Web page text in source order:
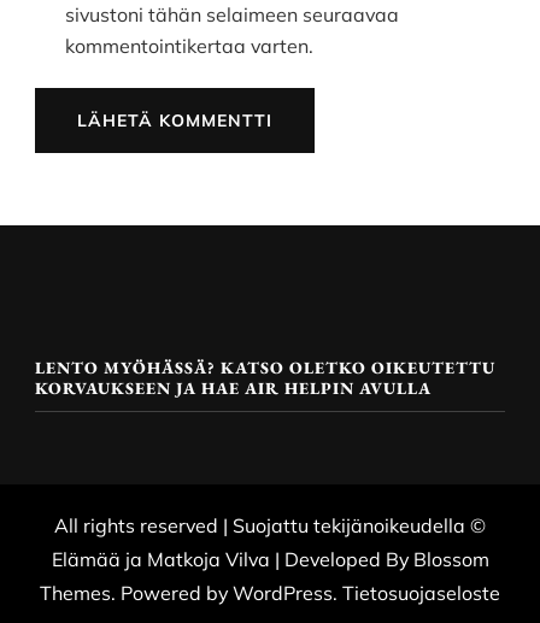
sivustoni tähän selaimeen seuraavaa
kommentointikertaa varten.
LENTO MYÖHÄSSÄ? KATSO OLETKO OIKEUTETTU
KORVAUKSEEN JA HAE AIR HELPIN AVULLA
All rights reserved | Suojattu tekijänoikeudella ©
Elämää ja Matkoja Vilva | Developed By Blossom
Themes. Powered byWordPress. Tietosuojaseloste